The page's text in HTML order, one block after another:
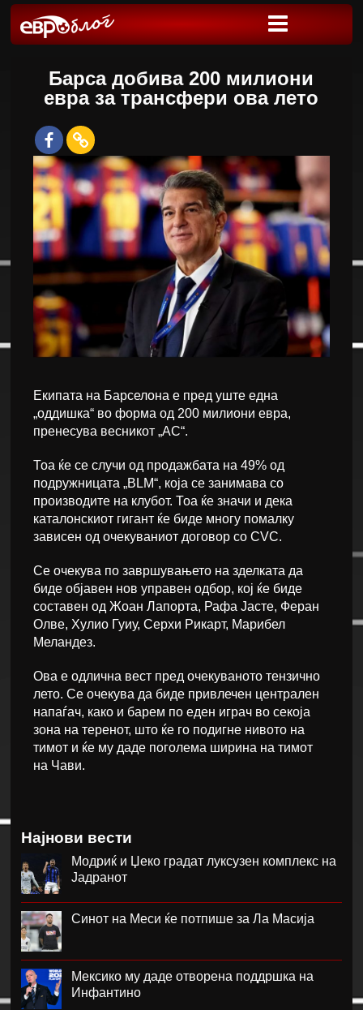
Барса добива 200 милиони
евра за трансфери ова лето
Екипата на Барселона е пред уште една
„оддишка“ во форма од 200 милиони евра,
пренесува весникот „АС“.
Тоа ќе се случи од продажбата на 49% од
подружницата „BLM“, која се занимава со
производите на клубот. Тоа ќе значи и дека
каталонскиот гигант ќе биде многу помалку
зависен од очекуваниот договор со CVC.
Се очекува по завршувањето на зделката да
биде објавен нов управен одбор, кој ќе биде
составен од Жоан Лапорта, Рафа Јасте, Феран
Олве, Хулио Гуиу, Серхи Рикарт, Марибел
Меландез.
Ова е одлична вест пред очекуваното тензично
лето. Се очекува да биде привлечен централен
напаѓач, како и барем по еден играч во секоја
зона на теренот, што ќе го подигне нивото на
тимот и ќе му даде поголема ширина на тимот
на Чави.
Најнови вести
Модриќ и Џеко градат луксузен комплекс на
Јадранот
Синот на Меси ќе потпише за Ла Масија
Мексико му даде отворена поддршка на
Инфантино